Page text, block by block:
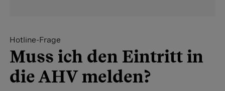
Hotline-Frage
Muss ich den Eintritt in
die AHV melden?